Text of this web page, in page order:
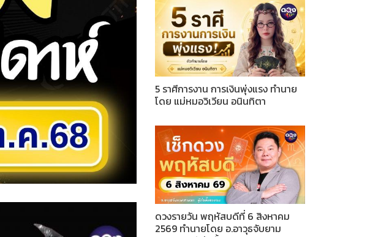
5 ราศีการงาน การเงินพุ่งแรง ทำนาย
โดย แม่หมอวิเวียน อนินทิตา
ดวงรายวัน พฤหัสบดีที่ 6 สิงหาคม
2569 ทำนายโดย อ.อาวุธจับยาม